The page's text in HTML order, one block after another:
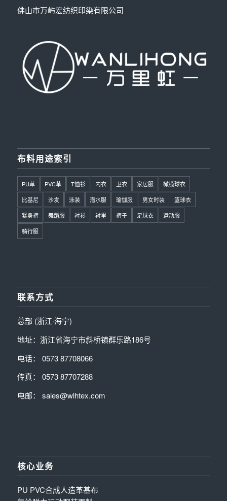
佛山市万屿宏纺织印染有限公司
布料用途索引
PU革 PVC革 T恤衫 内衣 卫衣 家居服
橄榄球衣
比基尼
沙发 泳装 潜水服 瑜伽服 男女时装
篮球衣
紧身裤
舞蹈服 衬衫 衬里 裤子 足球衣
运动服
骑行服
联系方式
总部 (浙江·海宁)
地址：浙江省海宁市斜桥镇群乐路186号
电话： 0573 87708066
传真： 0573 87707288
电邮： sales@wlhtex.com
核心业务
PU PVC合成人造革基布